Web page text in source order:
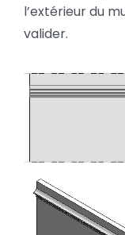
l’extérieur du
valider.